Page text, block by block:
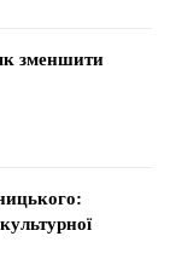
зменшити